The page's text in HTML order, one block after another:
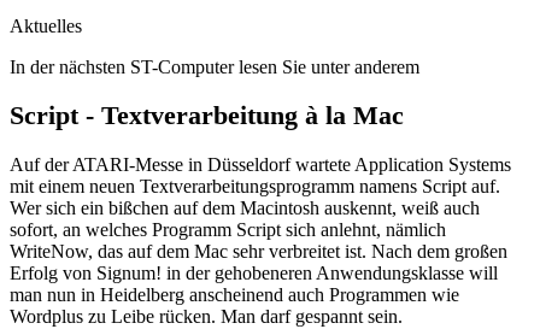
Aktuelles
In der nächsten ST-Computer lesen Sie unter anderem
Script - Textverarbeitung à la Mac
Auf der ATARI-Messe in Düsseldorf wartete Application Systems
mit einem neuen Textverarbeitungsprogramm namens Script auf.
Wer sich ein bißchen auf dem Macintosh auskennt, weiß auch
sofort, an welches Programm Script sich anlehnt, nämlich
WriteNow, das auf dem Mac sehr verbreitet ist. Nach dem großen
Erfolg von Signum! in der gehobeneren Anwendungsklasse will
man nun in Heidelberg anscheinend auch Programmen wie
Wordplus zu Leibe rücken. Man darf gespannt sein.